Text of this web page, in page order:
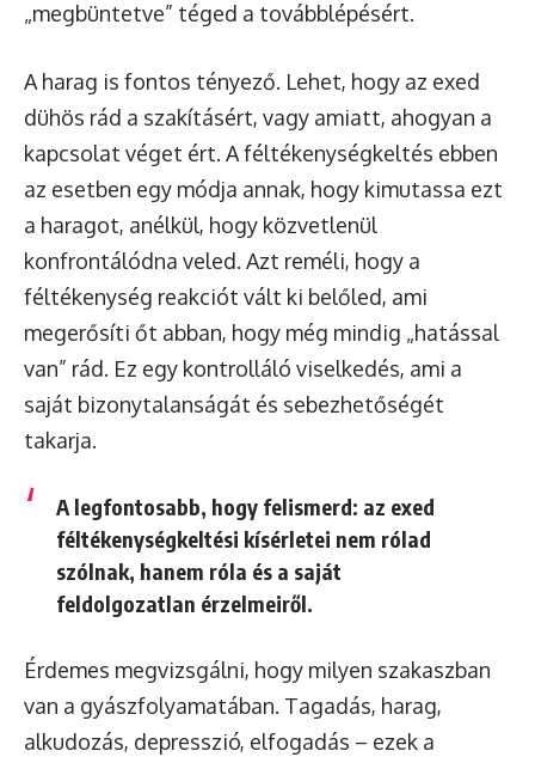
„megbüntetve” téged a továbblépésért.
A harag is fontos tényező. Lehet, hogy az exed
dühös rád a szakításért, vagy amiatt, ahogyan a
kapcsolat véget ért. A féltékenységkeltés ebben
az esetben egy módja annak, hogy kimutassa ezt
a haragot, anélkül, hogy közvetlenül
konfrontálódna veled. Azt reméli, hogy a
féltékenység reakciót vált ki belőled, ami
megerősíti őt abban, hogy még mindig „hatással
van” rád. Ez egy kontrolláló viselkedés, ami a
saját bizonytalanságát és sebezhetőségét
takarja.
A legfontosabb, hogy felismerd: az exed
féltékenységkeltési kísérletei nem rólad
szólnak, hanem róla és a saját
feldolgozatlan érzelmeiről.
Érdemes megvizsgálni, hogy milyen szakaszban
van a gyászfolyamatában. Tagadás, harag,
alkudozás, depresszió, elfogadás – ezek a